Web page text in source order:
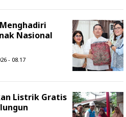
Nasional
- 08.17
Listrik Gratis